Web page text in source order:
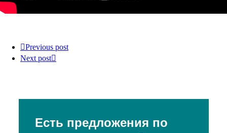
Previous post
Next post
Есть предложения по